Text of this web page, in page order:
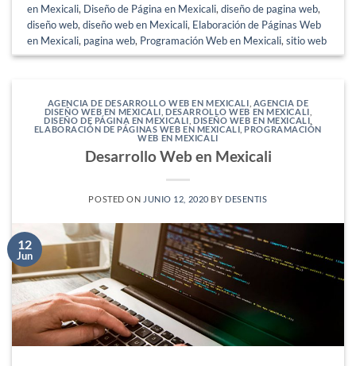
en Mexicali, Diseño de Página en Mexicali,diseño de pagina web,
diseño web,diseño web en Mexicali, Elaboración de Páginas Web
en Mexicali, pagina web, Programación Web en Mexicali,sitio web
AGENCIA DE DESARROLLO WEB EN MEXICALI AGENCIA DE
DISEÑO WEB EN MEXICALI ,DESARROLLO WEB EN MEXICALI
DISEÑO DE PÁGINA EN MEXICALI DISEÑO WEB EN MEXICALI
ELABORACIÓN DE PÁGINAS WEB EN MEXICALI PROGRAMACIÓN
WEB EN MEXICALI
Desarrollo Web en Mexicali
POSTED ON JUNIO 12, 2020 BY DESENTIS
12
Jun